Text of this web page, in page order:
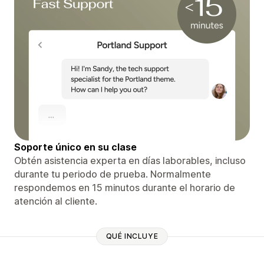
Soporte único en su clase
Obtén asistencia experta en días laborables, incluso
durante tu periodo de prueba. Normalmente
respondemos en 15 minutos durante el horario de
atención al cliente.
QUÉ INCLUYE